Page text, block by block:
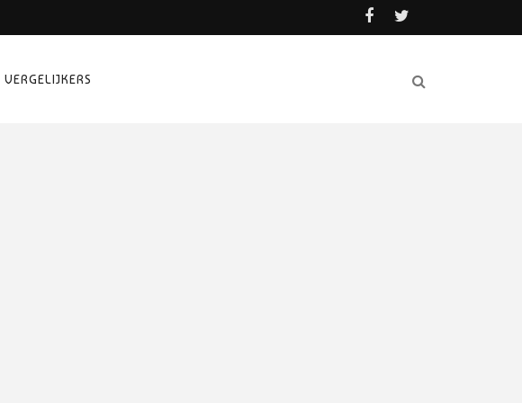
VERGELIJKERS